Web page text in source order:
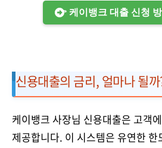
👉 케이뱅크 대출 신청 방
신용대출의 금리, 얼마나 될
케이뱅크 사장님 신용대출은 고객
제공합니다. 이 시스템은 유연한 한